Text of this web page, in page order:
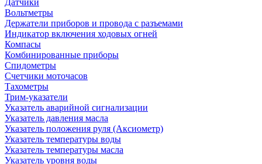
Датчики
Вольтметры
Держатели приборов и провода с разъемами
Индикатор включения ходовых огней
Компасы
Комбинированные приборы
Спидометры
Счетчики моточасов
Тахометры
Трим-указатели
Указатель аварийной сигнализации
Указатель давления масла
Указатель положения руля (Аксиометр)
Указатель температуры воды
Указатель температуры масла
Указатель уровня воды